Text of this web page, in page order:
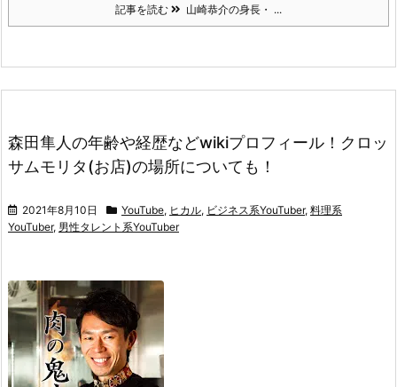
記事を読む 山崎恭介の身長・ ...
森田隼人の年齢や経歴などwikiプロフィール！クロッ
サムモリタ(お店)の場所についても！
2021年8月10日 YouTube, ヒカル, ビジネス系YouTuber, 料理系
YouTuber, 男性タレント系YouTuber